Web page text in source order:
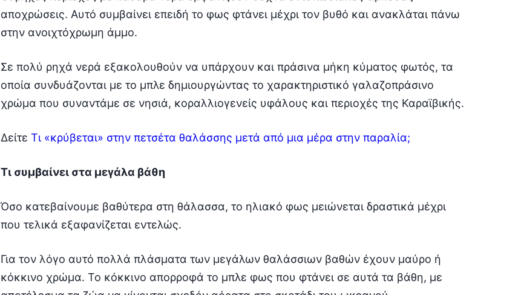
αποχρώσεις. Αυτό συμβαίνει επειδή το φως φτάνει μέχρι τον βυθό και ανακλάται πάνω
στην ανοιχτόχρωμη άμμο.
Σε πολύ ρηχά νερά εξακολουθούν να υπάρχουν και πράσινα μήκη κύματος φωτός, τα
οποία συνδυάζονται με το μπλε δημιουργώντας το χαρακτηριστικό γαλαζοπράσινο
χρώμα που συναντάμε σε νησιά, κοραλλιογενείς υφάλους και περιοχές της Καραϊβικής.
Δείτε Τι «κρύβεται» στην πετσέτα θαλάσσης μετά από μια μέρα στην παραλία;
Τι συμβαίνει στα μεγάλα βάθη
Όσο κατεβαίνουμε βαθύτερα στη θάλασσα, το ηλιακό φως μειώνεται δραστικά μέχρι
που τελικά εξαφανίζεται εντελώς.
Για τον λόγο αυτό πολλά πλάσματα των μεγάλων θαλάσσιων βαθών έχουν μαύρο ή
κόκκινο χρώμα. Το κόκκινο απορροφά το μπλε φως που φτάνει σε αυτά τα βάθη, με